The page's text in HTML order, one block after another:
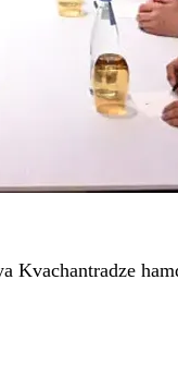
Kvachantradze